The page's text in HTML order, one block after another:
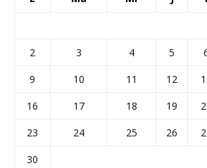
2
3 4 5
9
10 11 12
16
17 18 19
23
24 25 26
30